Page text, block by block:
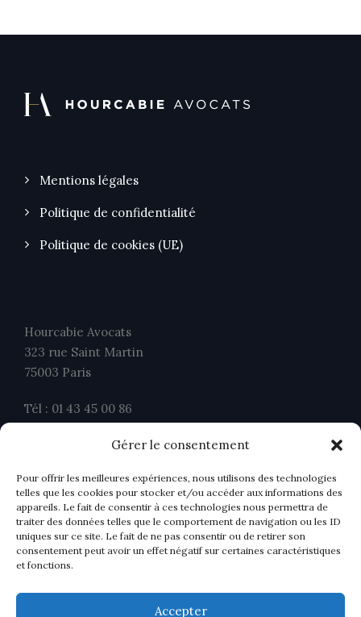
Gérer le consentement
Pour offrir les meilleures expériences, nous utilisons des technologies
telles que les cookies pour stocker et/ou accéder aux informations des
appareils. Le fait de consentir à ces technologies nous permettra de
traiter des données telles que le comportement de navigation ou les ID
uniques sur ce site. Le fait de ne pas consentir ou de retirer son
consentement peut avoir un effet négatif sur certaines caractéristiques
et fonctions.
Accepter
Mentions légales
Politique de confidentialité
Politique de cookies (UE)
Hourcabie Avocats
323 rue Saint Martin
75003 Paris
Tél : 01 43 45 00 86
contact@ahavocats.fr